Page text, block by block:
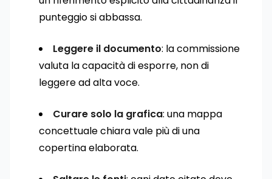
punteggio si abbassa.
Leggere il documento: la commissione
valuta la capacità di esporre, non di
leggere ad alta voce.
Curare solo la grafica: una mappa
concettuale chiara vale più di una
copertina elaborata.